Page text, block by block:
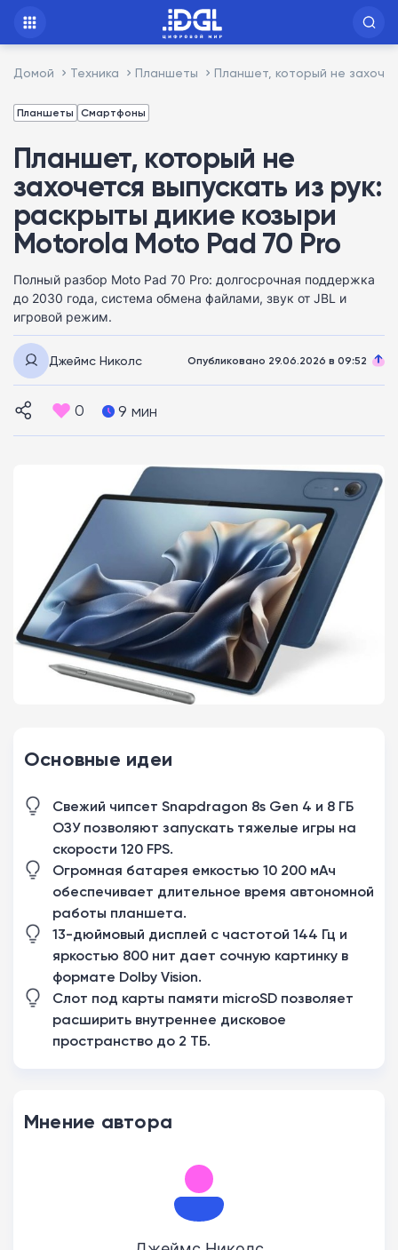
Домой Техника Планшеты Планшет, который не
Планшеты Смартфоны
Планшет, который не
захочется выпускать из рук:
раскрыты дикие козыри
Motorola Moto Pad 70 Pro
Полный разбор Moto Pad 70 Pro: долгосрочная поддержка
до 2030 года, система обмена файлами, звук от JBL и
игровой режим.
Джеймс Николс Опубликовано 29.06.2026 в 09:52
0 9 мин
Основные идеи
Свежий чипсет Snapdragon 8s Gen 4 и 8 ГБ
ОЗУ позволяют запускать тяжелые игры на
скорости 120 FPS.
Огромная батарея емкостью 10 200 мАч
обеспечивает длительное время автономной
работы планшета.
13-дюймовый дисплей с частотой 144 Гц и
яркостью 800 нит дает сочную картинку в
формате Dolby Vision.
Слот под карты памяти microSD позволяет
расширить внутреннее дисковое
пространство до 2 ТБ.
Мнение автора